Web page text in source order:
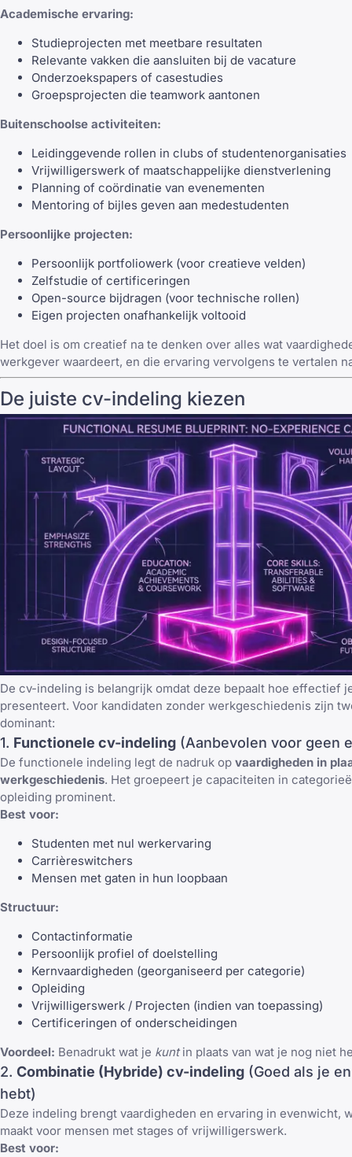
Academische ervaring:
Studieprojecten met meetbare resultaten
Relevante vakken die aansluiten bij de vacature
Onderzoekspapers of casestudies
Groepsprojecten die teamwork aantonen
Buitenschoolse activiteiten:
Leidinggevende rollen in clubs of studentenorganisaties
Vrijwilligerswerk of maatschappelijke dienstverlening
Planning of coördinatie van evenementen
Mentoring of bijles geven aan medestudenten
Persoonlijke projecten:
Persoonlijk portfoliowerk (voor creatieve velden)
Zelfstudie of certificeringen
Open-source bijdragen (voor technische rollen)
Eigen projecten onafhankelijk voltooid
Het doel is om creatief na te denken over alles wat
werkgever waardeert, en die ervaring vervolgens te vertalen
De juiste cv-indeling kiezen
De cv-indeling is belangrijk omdat deze bepaalt hoe effectief
presenteert. Voor kandidaten zonder werkgeschiedenis zijn
dominant:
1. Functionele cv-indeling (Aanbevolen voor geen
De functionele indeling legt de nadruk op vaardigheden in
werkgeschiedenis. Het groepeert je capaciteiten in
opleiding prominent.
Best voor:
Studenten met nul werkervaring
Carrièreswitchers
Mensen met gaten in hun loopbaan
Structuur:
Contactinformatie
Persoonlijk profiel of doelstelling
Kernvaardigheden (georganiseerd per categorie)
Opleiding
Vrijwilligerswerk / Projecten (indien van toepassing)
Certificeringen of onderscheidingen
Voordeel: Benadrukt wat je kuntin plaats van wat je nog niet
2. Combinatie (Hybride) cv-indeling (Goed als je
hebt)
Deze indeling brengt vaardigheden en ervaring in evenwicht,
maakt voor mensen met stages of vrijwilligerswerk.
Best voor: